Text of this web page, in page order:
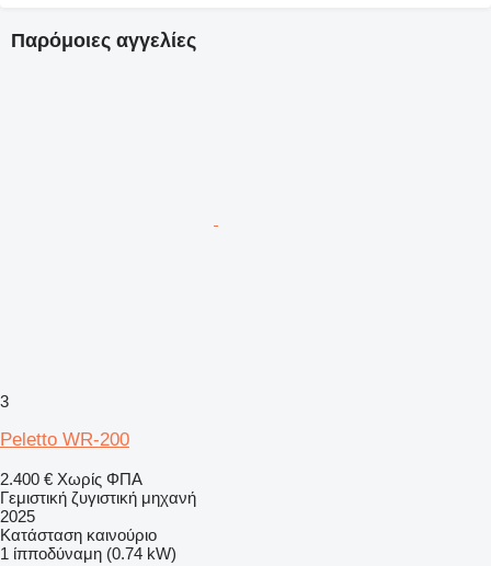
Παρόμοιες αγγελίες
3
Peletto WR-200
2.400 € Χωρίς ΦΠΑ
Γεμιστική ζυγιστική μηχανή
2025
Κατάσταση καινούριο
1 ίπποδύναμη (0.74 kW)